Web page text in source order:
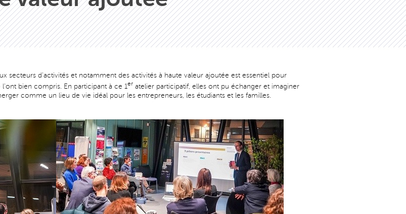
secteurs d’activités et notamment des activités à haute valeur ajoutée est essentiel pour
bien compris. En participant à ce 1er atelier participatif, elles ont pu échanger et imaginer
comme un lieu de vie idéal pour les entrepreneurs, les étudiants et les familles.